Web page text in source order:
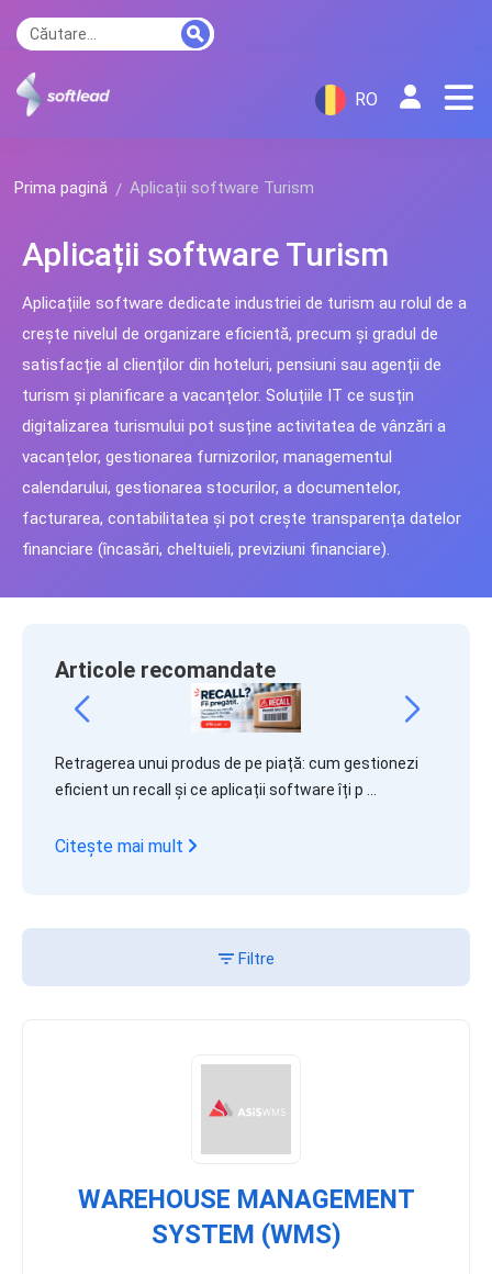
RO
Prima pagină Aplicații software Turism
Aplicații software Turism
Aplicațiile software dedicate industriei de turism au rolul de a
crește nivelul de organizare eficientă, precum și gradul de
satisfacție al clienților din hoteluri, pensiuni sau agenții de
turism și planificare a vacanțelor. Soluțiile IT ce susțin
digitalizarea turismului pot susține activitatea de vânzări a
vacanțelor, gestionarea furnizorilor, managementul
calendarului, gestionarea stocurilor, a documentelor,
facturarea, contabilitatea și pot crește transparența datelor
financiare (încasări, cheltuieli, previziuni financiare).
WAREHOUSE MANAGEMENT
SYSTEM (WMS)
Articole recomandate
Retragerea unui produs de pe piață: cum gestionezi
eficient un recall și ce aplicații software îți p ...
Citește mai mult
Filtre